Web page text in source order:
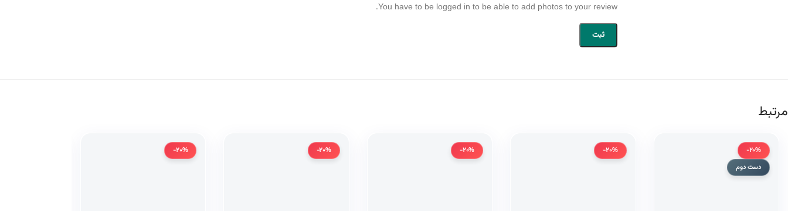
You have to be logged in to be able to add photos to your review.
مرتبط
-20%
دست دوم
-20%
-20%
-20%
-20%